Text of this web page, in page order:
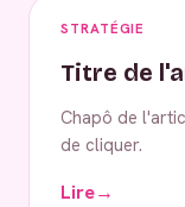
STRATÉGIE
Titre de
Chapô de
de cliquer.
Lire→